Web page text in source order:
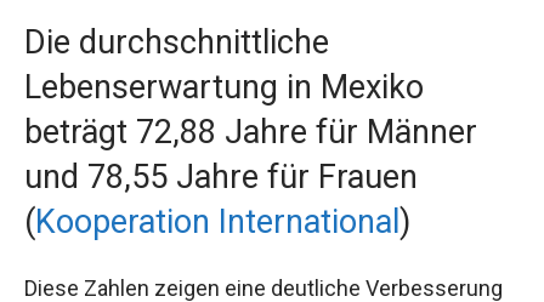
Die durchschnittliche
Lebenserwartung in Mexiko
beträgt 72,88 Jahre für Männer
und 78,55 Jahre für Frauen
(Kooperation International )
Diese Zahlen zeigen eine deutliche Verbesserung